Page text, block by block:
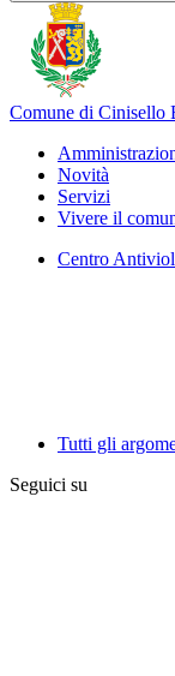
Comune di Cinisello
Novità
Servizi
Vivere il
Centro
Tutti gli
Seguici su